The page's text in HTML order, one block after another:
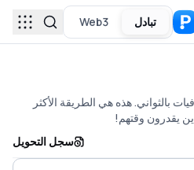
تبادل Web3
بالثواني. هذه هي الطريقة الأكثر
يقدرون وقتهم!
سجل التحويل